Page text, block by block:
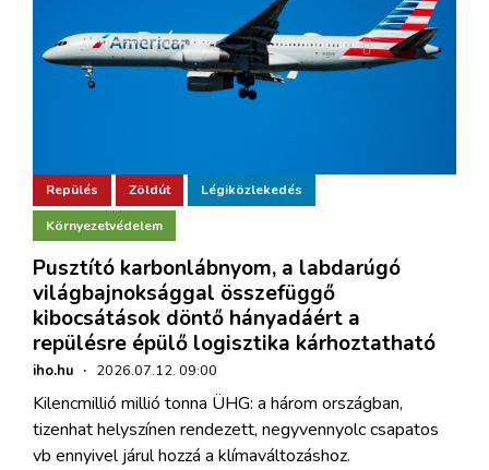
Repülés Zöldút Légiközlekedés
Környezetvédelem
Pusztító karbonlábnyom, a labdarúgó
világbajnoksággal összefüggő
kibocsátások döntő hányadáért a
repülésre épülő logisztika kárhoztatható
iho.hu · 2026.07.12. 09:00
Kilencmillió millió tonna ÜHG: a három országban,
tizenhat helyszínen rendezett, negyvennyolc csapatos
vb ennyivel járul hozzá a klímaváltozáshoz.